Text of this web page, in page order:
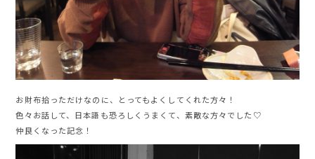
お財布拾っただけなのに、とってもよくしてくれた方々！
色々お話して、日本語も恐ろしくうまくて、素敵な方々でした♡
仲良くなった記念！